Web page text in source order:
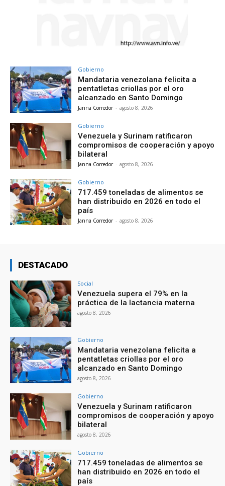
Gobierno
Mandataria venezolana felicita a
pentatletas criollas por el oro
alcanzado en Santo Domingo
Janna Corredor - agosto 8, 2026
Gobierno
Venezuela y Surinam ratificaron
compromisos de cooperación y apoyo
bilateral
Janna Corredor - agosto 8, 2026
Gobierno
717.459 toneladas de alimentos se
han distribuido en 2026 en todo el
país
Janna Corredor - agosto 8, 2026
DESTACADO
Social
Venezuela supera el 79% en la
práctica de la lactancia materna
agosto 8, 2026
Gobierno
Mandataria venezolana felicita a
pentatletas criollas por el oro
alcanzado en Santo Domingo
agosto 8, 2026
Gobierno
Venezuela y Surinam ratificaron
compromisos de cooperación y apoyo
bilateral
agosto 8, 2026
Gobierno
717.459 toneladas de alimentos se
han distribuido en 2026 en todo el
país